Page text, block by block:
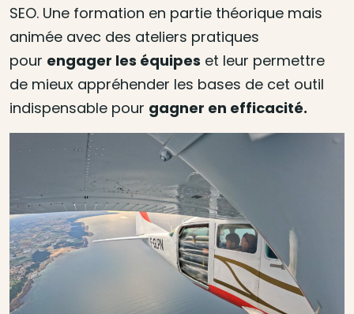
SEO. Une formation en partie théorique mais
animée avec des ateliers pratiques
pour engager les équipes et leur permettre
de mieux appréhender les bases de cet outil
indispensable pour gagner en efficacité.